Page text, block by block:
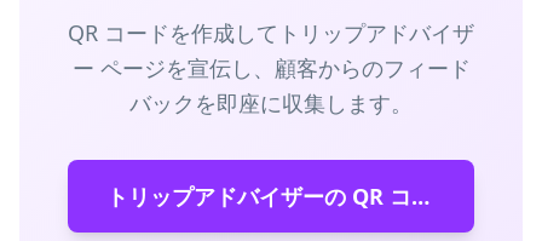
QR コードを作成してトリップアドバイザ
ー ページを宣伝し、顧客からのフィード
バックを即座に収集します。
トリップアドバイザーの QR コードを作成する